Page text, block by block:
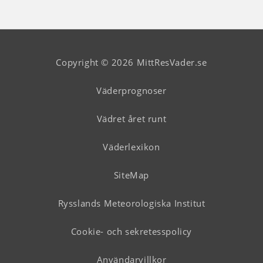
Copyright © 2026 MittResVader.se
Väderprognoser
Vädret året runt
Väderlexikon
SiteMap
Rysslands Meteorologiska Institut
Cookie- och sekretesspolicy
Användarvillkor